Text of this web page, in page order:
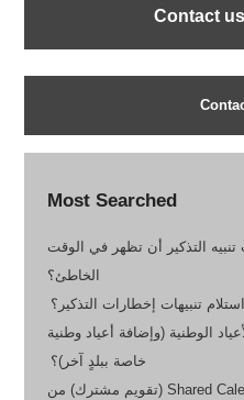
Most Searched
التذكير أن تظهر في الوقت
الخاطئ؟
تنبيهات إخطارات التذكير؟
الوطنية (وإضافة أعياد وطنية
خاصة ببلدٍ آخر)؟
كيف يمكنني إنشاء Shared Calendar (تقويم مشترك) من